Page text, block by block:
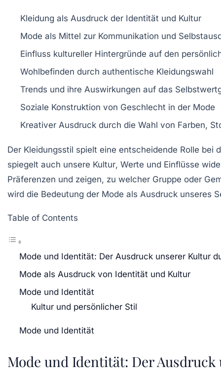
Kleidung als Ausdruck der Identität und Kultur
Mode als Mittel zur Kommunikation und
Einfluss kultureller Hintergründe auf den
Wohlbefinden durch authentische Kleidungswahl
Trends und ihre Auswirkungen auf das
Soziale Konstruktion von Geschlecht in der Mode
Kreativer Ausdruck durch die Wahl von Farben,
Der Kleidungsstil spielt eine entscheidende Rolle bei
spiegelt auch unsere Kultur, Werte und Einflüsse
Präferenzen und zeigen, zu welcher Gruppe oder
wird die Bedeutung der Mode als Ausdruck unseres
Table of Contents
Mode und Identität: Der Ausdruck unserer Kultur
Mode als Ausdruck von Identität und Kultur
Mode und Identität
Kultur und persönlicher Stil
Mode und Identität
Mode und Identität: Der